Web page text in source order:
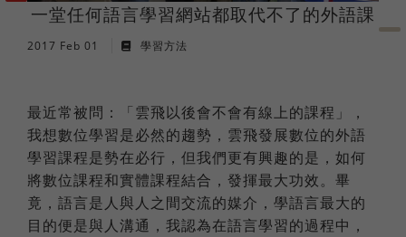
日語
俄語
一堂任何語言學習網站都取代不了的外語課
2017 Feb 01 學習方法
最近常被問：「雲飛以後會不會有線上的課程」，
我想數位學習是必然的趨勢，雲飛發展數位的外語
學習課程是勢在必行，但我們更有興趣的是，如何
將數位課程和實體課程結合，發揮最大功效。畢
竟，語言是人與人之間交流的媒介，學語言最大的
目的便是與人溝通，我認為在語言學習的過程中，